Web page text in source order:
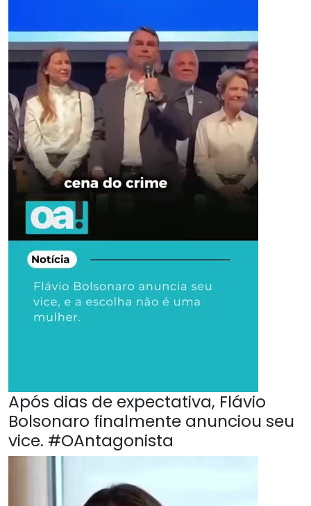
Após dias de expectativa, Flávio
Bolsonaro finalmente anunciou seu
vice. #OAntagonista